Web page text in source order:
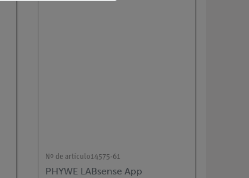
Nº de artículo14575-61
PHYWE LABsense App